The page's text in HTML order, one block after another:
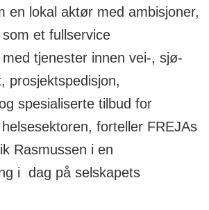
en lokal aktør med ambisjoner,
et fullservice
med tjenester innen vei-, sjø-
prosjektspedisjon,
spesialiserte tilbud for
forteller FREJAs
Rasmussen i en
i dag på selskapets